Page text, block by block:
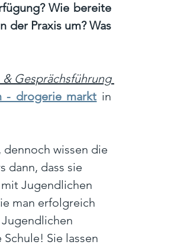
Wie bereite
der Praxis um? Was
Gesprächsführung
- drogerie markt in
wissen die
dann, dass sie
Jugendlichen
man erfolgreich
Sie lassen